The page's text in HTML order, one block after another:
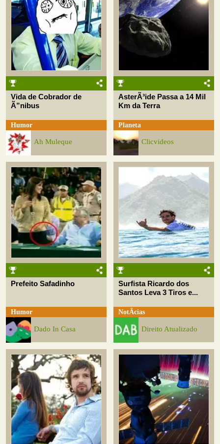
Vida de Cobrador de
Ã”nibus
Humor
Ah Muleque
AsterÃ³ide Passa a 14 Mil
Km da Terra
Planeta
Clicvideos
Prefeito Safadinho
Humor
Dado In Casa
Surfista Ricardo dos
Santos Leva 3 Tiros e...
NotÃ­cias
Direito Atualizado